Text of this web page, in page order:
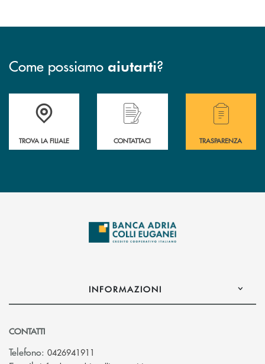
Come possiamo aiutarti?
Accedi all' elenco completo delle filiali .
TROVA LA FILIALE
Hai bisogno di assistenza immediata?
CONTATTACI
Hai bisogno di
TRASPARENZA
INFORMAZIONI
CONTATTI
Telefono: 0426941911